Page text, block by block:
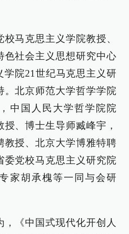
马克思主义学院教授、
色社会主义思想研究中心
学院21世纪马克思主义研
。北京师范大学哲学学院
中国人民大学哲学院院
、博士生导师臧峰宇，
教授、北京大学博雅特聘
委党校马克思主义研究院
家胡承槐等一同与会研
，《中国式现代化开创人